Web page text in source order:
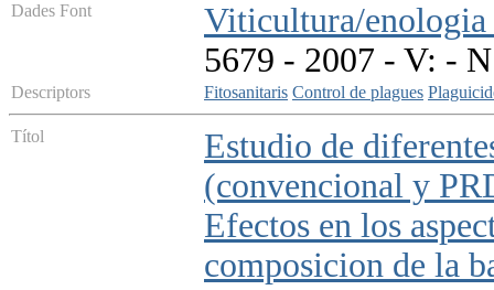
Dades Font
Viticultura/
5679 - 2007 - V: -
Descriptors Fitosanitaris Control de plagues
Títol
Estudio de
(convencional y
Efectos en los
composicion de la